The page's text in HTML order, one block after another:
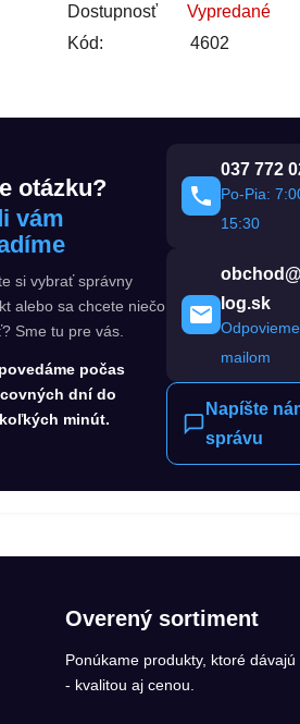
Dostupnosť
Vypredané
Kód:
4602
otázku?
vám
si vybrať správny
alebo sa chcete niečo
Sme tu pre vás.
počas
dní do
minút.
037 772
Po-Pia:
15:30
log.sk
mailom
Napíšte
správu
Overený sortiment
Ponúkame produkty, ktoré dávajú
- kvalitou aj cenou.